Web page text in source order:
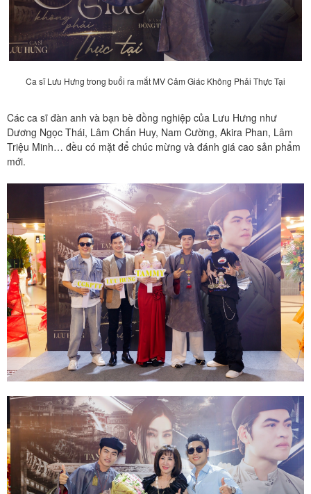
Ca sĩ Lưu Hưng trong buổi ra mắt MV Cảm Giác Không Phải Thực Tại
Các ca sĩ đàn anh và bạn bè đồng nghiệp của Lưu Hưng như
Dương Ngọc Thái, Lâm Chấn Huy, Nam Cường, Akira Phan, Lâm
Triệu Minh… đều có mặt để chúc mừng và đánh giá cao sản phẩm
mới.